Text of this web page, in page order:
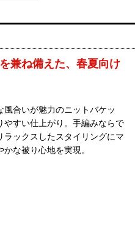
兼ね備えた、春夏向け
合いが魅力のニットバケッ
やすい仕上がり。手編みならで
ックスしたスタイリングにマ
な被り心地を実現。